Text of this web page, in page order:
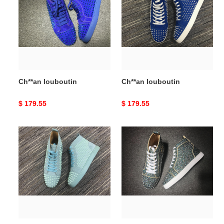
Ch**an louboutin
Original
$ 179.55
Ch**an louboutin
Original
$ 179.55
Ch**an
louboutin
Ch**an
louboutin